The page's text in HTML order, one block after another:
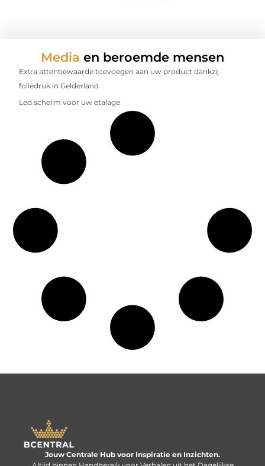
Media en beroemde mensen
Extra attentiewaarde toevoegen aan uw product dankzij
foliedruk in Gelderland
Led scherm voor uw etalage
Jouw Centrale Hub voor Inspiratie en Inzichten.